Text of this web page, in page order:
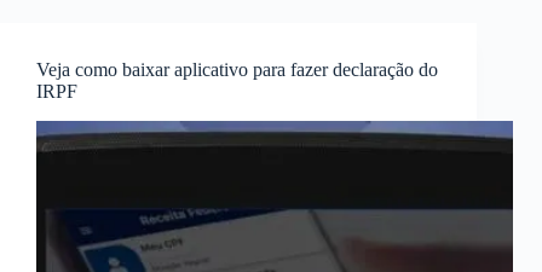
Veja como baixar aplicativo para fazer declaração do
IRPF